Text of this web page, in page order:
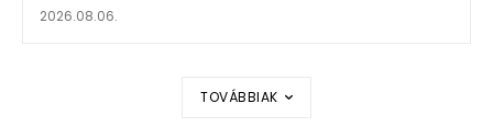
2026.08.06.
TOVÁBBIAK